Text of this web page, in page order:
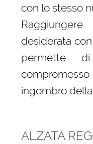
con lo stesso
desiderata
permette
ingombro della
ALZATA